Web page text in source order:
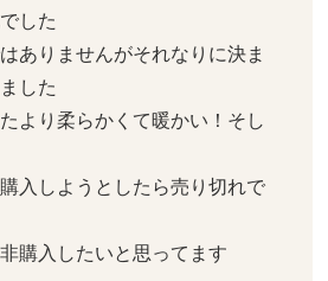
した
ありませんがそれなりに決ま
した
より柔らかくて暖かい！そし
入しようとしたら売り切れで
購入したいと思ってます